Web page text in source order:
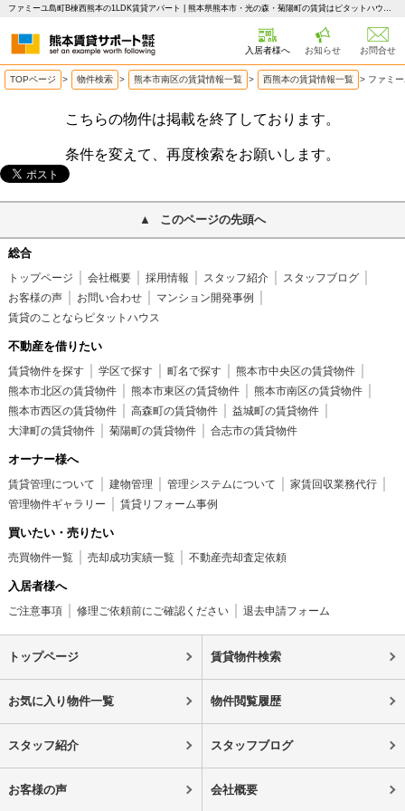
ファミーユ島町B棟西熊本の1LDK賃貸アパート | 熊本県熊本市・光の森・菊陽町の賃貸はピタットハウス 熊本賃貸サポート
入居者様へ お知らせ お問合せ
TOPページ > 物件検索 > 熊本市南区の賃貸情報一覧 > 西熊本の賃貸情報一覧 > ファミ
こちらの物件は掲載を終了しております。
条件を変えて、再度検索をお願いします。
このページの先頭へ
総合
トップページ 会社概要 採用情報 スタッフ紹介
スタッフブログ
お客様の声
お問い合わせ
マンション開発事例
賃貸のことならピタットハウス
不動産を借りたい
賃貸物件を探す 学区で探す 町名で探す
熊本市中央区の賃貸物件
熊本市北区の賃貸物件
熊本市東区の賃貸物件
熊本市南区の賃貸物件
熊本市西区の賃貸物件
高森町の賃貸物件
益城町の賃貸物件
大津町の賃貸物件
菊陽町の賃貸物件 合志市の賃貸物件
オーナー様へ
賃貸管理について 建物管理 管理システムについて
家賃回収業務代行
管理物件ギャラリー
賃貸リフォーム事例
買いたい・売りたい
売買物件一覧 売却成功実績一覧 不動産売却査定依頼
入居者様へ
ご注意事項 修理ご依頼前にご確認ください 退去申請フォーム
トップページ 賃貸物件検索
お気に入り物件一覧 物件閲覧履歴
スタッフ紹介 スタッフブログ
お客様の声 会社概要